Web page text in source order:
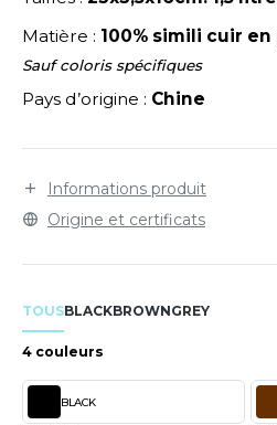
IN EUROPE
LABEL / TEAR AWAY
ROW
OF THE LOOM
Compatible avec la sangle
BG765. Surface de marquage
Matière : 100% simili cuir
Sauf coloris spécifiques
Pays d’origine : Chine
Informations produit
Origine et certificats
TOUSBLACKBROWNGREY
4 couleurs
BLACK